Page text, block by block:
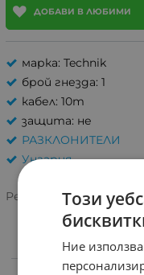
ДОБАВИ В ЛЮБИМИ
марка: Technik
брой гнезда: 1
кабел: 10m
защита: не
РАЗКЛОНИТЕЛИ
Унгария
Рейтинг:Този
Ние